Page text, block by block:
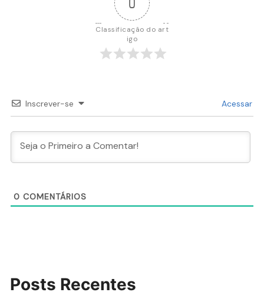
Classificação do art
igo
Inscrever-se Acessar
0 COMENTÁRIOS
Posts Recentes